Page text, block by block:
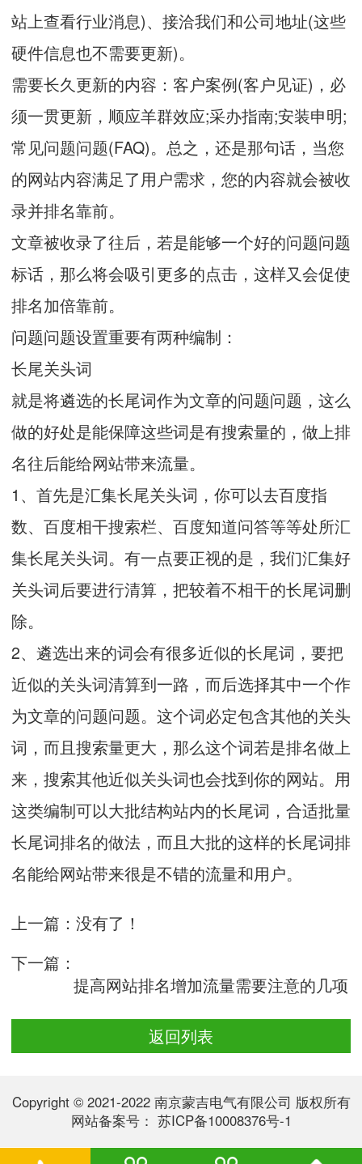
站上查看行业消息)、接洽我们和公司地址(这些
硬件信息也不需要更新)。
需要长久更新的内容：客户案例(客户见证)，必
须一贯更新，顺应羊群效应;采办指南;安装申明;
常见问题问题(FAQ)。总之，还是那句话，当您
的网站内容满足了用户需求，您的内容就会被收
录并排名靠前。
文章被收录了往后，若是能够一个好的问题问题
标话，那么将会吸引更多的点击，这样又会促使
排名加倍靠前。
问题问题设置重要有两种编制：
长尾关头词
就是将遴选的长尾词作为文章的问题问题，这么
做的好处是能保障这些词是有搜索量的，做上排
名往后能给网站带来流量。
1、首先是汇集长尾关头词，你可以去百度指
数、百度相干搜索栏、百度知道问答等等处所汇
集长尾关头词。有一点要正视的是，我们汇集好
关头词后要进行清算，把较着不相干的长尾词删
除。
2、遴选出来的词会有很多近似的长尾词，要把
近似的关头词清算到一路，而后选择其中一个作
为文章的问题问题。这个词必定包含其他的关头
词，而且搜索量更大，那么这个词若是排名做上
来，搜索其他近似关头词也会找到你的网站。用
这类编制可以大批结构站内的长尾词，合适批量
长尾词排名的做法，而且大批的这样的长尾词排
名能给网站带来很是不错的流量和用户。
上一篇：没有了！
下一篇：
提高网站排名增加流量需要注意的几项
返回列表
Copyright © 2021-2022 南京蒙吉电气有限公司 版权所有
网站备案号： 苏ICP备10008376号-1